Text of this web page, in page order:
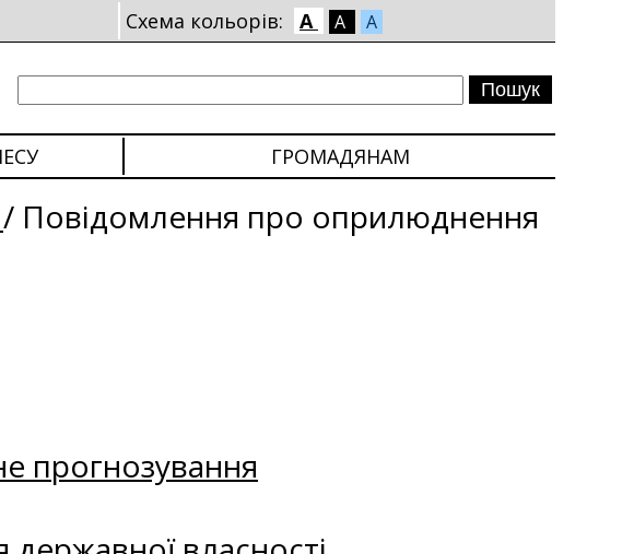
Схема кольорів: A A A
ГРОМАДЯНАМ
/ Повідомлення про оприлюднення
прогнозування